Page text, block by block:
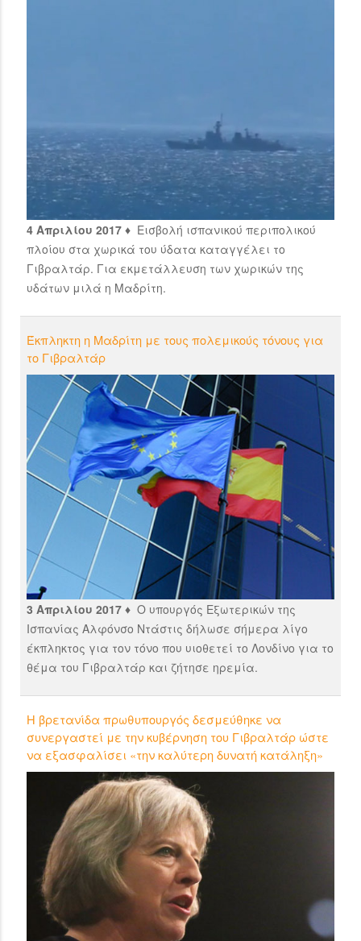
4 Απριλίου 2017 ♦ Εισβολή ισπανικού περιπολικού
πλοίου στα χωρικά του ύδατα καταγγέλει το
Γιβραλτάρ. Για εκμετάλλευση των χωρικών της
υδάτων μιλά η Μαδρίτη.
Έκπληκτη η Μαδρίτη με τους πολεμικούς τόνους για
το Γιβραλτάρ
3 Απριλίου 2017 ♦ Ο υπουργός Εξωτερικών της
Ισπανίας Αλφόνσο Ντάστις δήλωσε σήμερα λίγο
έκπληκτος για τον τόνο που υιοθετεί το Λονδίνο για το
θέμα του Γιβραλτάρ και ζήτησε ηρεμία.
Η βρετανίδα πρωθυπουργός δεσμεύθηκε να
συνεργαστεί με την κυβέρνηση του Γιβραλτάρ ώστε
να εξασφαλίσει «την καλύτερη δυνατή κατάληξη»